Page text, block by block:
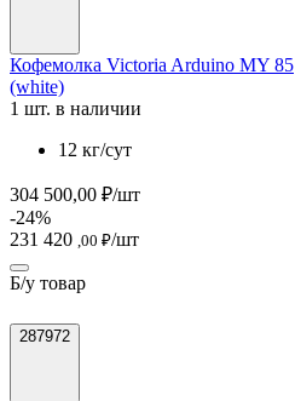
Кофемолка Victoria Arduino MY 85
(white)
1 шт. в наличии
12 кг/сут
304 500,00 ₽/шт
-24%
231 420 ,00 ₽/шт
Б/у товар
287972